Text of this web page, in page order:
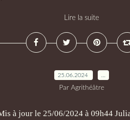
Lire la suite
25.06.2024
Par Agrithéâtre
à jour le 25/06/2024 à 09h44